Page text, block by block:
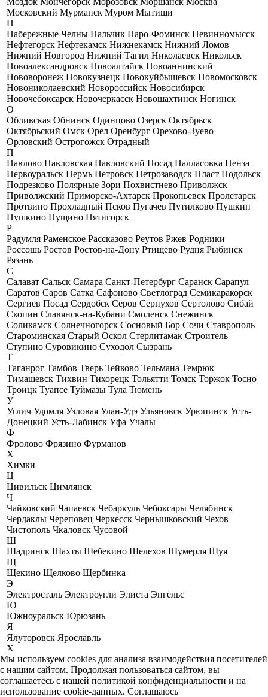
Московский Мурманск Муром Мытищи
Н
Набережные Челны Нальчик Наро-Фоминск Невинномысск
Нефтегорск Нефтекамск Нижнекамск Нижний Ломов
Нижний Новгород Нижний Тагил Николаевск Никольск
Новоалександровск Новоалтайск Новоаннинский
Нововоронеж Новокузнецк Новокуйбышевск Новомосковск
Новониколаевский Новороссийск Новосибирск
Новочебоксарск Новочеркасск Новошахтинск Ногинск
О
Обливская Обнинск Одинцово Озерск Октябрьск
Октябрьский Омск Орел Оренбург Орехово-Зуево
Орловский Острогожск Отрадный
П
Павлово Павловская Павловский Посад Палласовка Пенза
Первоуральск Пермь Петровск Петрозаводск Пласт Подольск
Подрезково Полярные Зори Похвистнево Приволжск
Приволжский Приморско-Ахтарск Прокопьевск Пролетарск
Протвино Прохладный Псков Пугачев Путилково Пушкин
Пушкино Пущино Пятигорск
Р
Радумля Раменское Рассказово Реутов Ржев Родники
Россошь Ростов Ростов-на-Дону Ртищево Рудня Рыбинск
Рязань
С
Салават Сальск Самара Санкт-Петербург Саранск Сарапул
Саратов Саров Сатка Сафоново Светлоград Семикаракорск
Сергиев Посад Сердобск Серов Серпухов Сертолово Сибай
Скопин Славянск-на-Кубани Смоленск Снежинск
Соликамск Солнечногорск Сосновый Бор Сочи Ставрополь
Староминская Старый Оскол Стерлитамак Строитель
Ступино Суровикино Суходол Сызрань
Т
Таганрог Тамбов Тверь Тейково Тельмана Темрюк
Тимашевск Тихвин Тихорецк Тольятти Томск Торжок Тосно
Троицк Туапсе Туймазы Тула Тюмень
У
Углич Удомля Узловая Улан-Удэ Ульяновск Урюпинск Усть-
Донецкий Усть-Лабинск Уфа Учалы
Ф
Фролово Фрязино Фурманов
Х
Химки
Ц
Цивильск Цимлянск
Ч
Чайковский Чапаевск Чебаркуль Чебоксары Челябинск
Чердаклы Череповец Черкесск Чернышковский Чехов
Чистополь Чкаловск Чусовой
Ш
Шадринск Шахты Шебекино Шелехов Шумерля Шуя
Щ
Щекино Щелково Щербинка
Э
Электросталь Электроугли Элиста Энгельс
Ю
Южноуральск Юрюзань
Я
Ялуторовск Ярославль
X
Мы используем cookies для анализа взаимодействия посетителей
с нашим сайтом. Продолжая пользоваться сайтом, вы
соглашаетесь с нашей политикой конфиденциальности и на
использование cookie-данных. Соглашаюсь